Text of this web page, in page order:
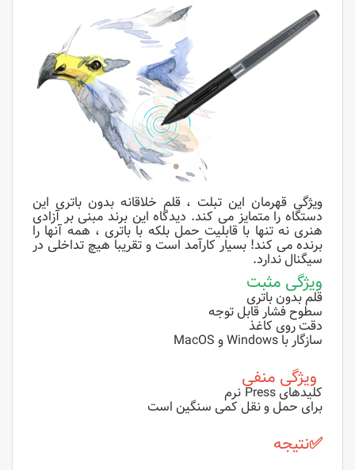
ویژگی قهرمان این تبلت ، قلم خلاقانه بدون باتری این
دستگاه را متمایز می کند. دیدگاه این برند مبنی بر آزادی
هنری نه تنها با قابلیت حمل بلکه با باتری ، همه آنها را
برنده می کند! بسیار کارآمد است و تقریبا هیچ تداخلی در
سیگنال ندارد.
ویژگی مثبت
قلم بدون باتری
سطوح فشار قابل توجه
دقت روی کاغذ
سازگار با Windows و MacOS
ویژگی منفی
کلیدهای Press نرم
برای حمل و نقل کمی سنگین است
✅نتیجه